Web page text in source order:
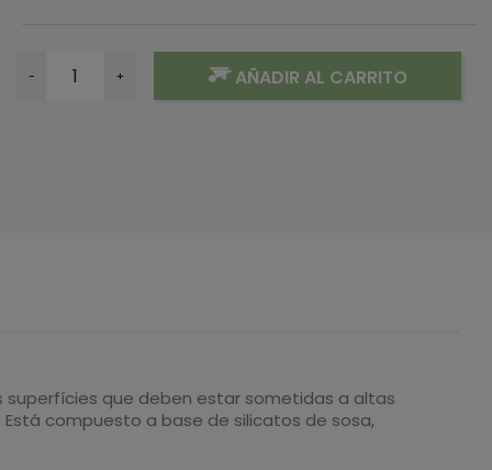
- + AÑADIR AL CARRITO
superfícies que deben estar sometidas a altas
compuesto a base de silicatos de sosa,